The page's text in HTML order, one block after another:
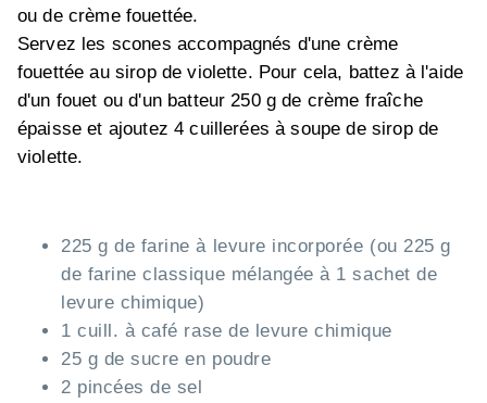
ou de crème fouettée.
Servez les scones accompagnés d'une crème
fouettée au sirop de violette. Pour cela, battez à l'aide
d'un fouet ou d'un batteur 250 g de crème fraîche
épaisse et ajoutez 4 cuillerées à soupe de sirop de
violette.
225 g de farine à levure incorporée (ou 225 g
de farine classique mélangée à 1 sachet de
levure chimique)
1 cuill. à café rase de levure chimique
25 g de sucre en poudre
2 pincées de sel